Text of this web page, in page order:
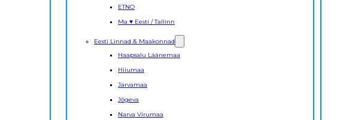
ETNO
Ma ♥ Eesti / Tallinn
Eesti Linnad & Maakonnad
Haapsalu Läänemaa
Hiiumaa
Järvamaa
Jõgeva
Narva Virumaa